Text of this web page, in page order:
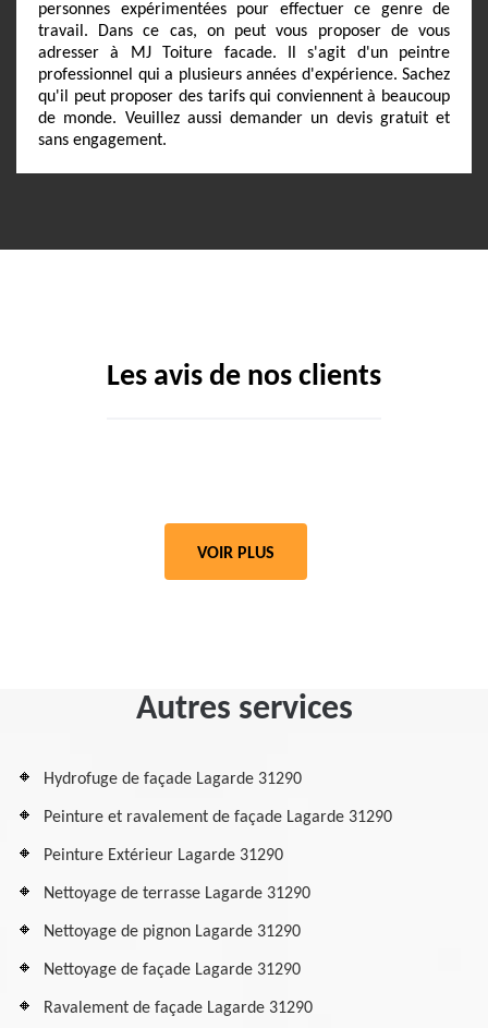
personnes expérimentées pour effectuer ce genre de
travail. Dans ce cas, on peut vous proposer de vous
adresser à MJ Toiture facade. Il s'agit d'un peintre
professionnel qui a plusieurs années d'expérience. Sachez
qu'il peut proposer des tarifs qui conviennent à beaucoup
de monde. Veuillez aussi demander un devis gratuit et
sans engagement.
Les avis de nos clients
VOIR PLUS
Autres services
Hydrofuge de façade Lagarde 31290
Peinture et ravalement de façade Lagarde 31290
Peinture Extérieur Lagarde 31290
Nettoyage de terrasse Lagarde 31290
Nettoyage de pignon Lagarde 31290
Nettoyage de façade Lagarde 31290
Ravalement de façade Lagarde 31290